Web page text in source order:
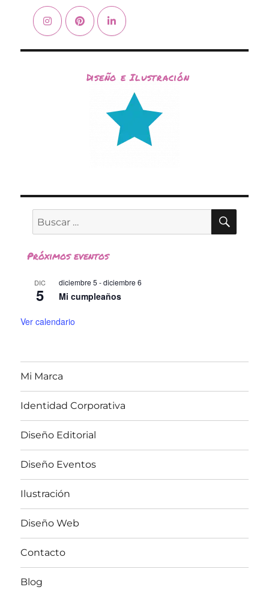
Diseño e Ilustración
Buscar
por:
Próximos eventos
DIC
5
diciembre 5 -diciembre 6
Mi cumpleaños
Ver calendario
Mi Marca
Identidad Corporativa
Diseño Editorial
Diseño Eventos
Ilustración
Diseño Web
Contacto
Blog